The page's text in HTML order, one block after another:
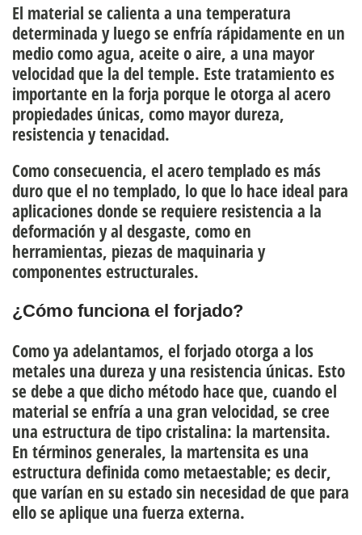
El material se calienta a una temperatura
determinada y luego se enfría rápidamente en un
medio como agua, aceite o aire, a una mayor
velocidad que la del temple. Este tratamiento es
importante en la forja porque le otorga al acero
propiedades únicas, como mayor dureza,
resistencia y tenacidad.
Como consecuencia, el acero templado es más
duro que el no templado, lo que lo hace ideal para
aplicaciones donde se requiere resistencia a la
deformación y al desgaste, como en
herramientas, piezas de maquinaria y
componentes estructurales.
¿Cómo funciona el forjado?
Como ya adelantamos, el forjado otorga a los
metales una dureza y una resistencia únicas. Esto
se debe a que dicho método hace que, cuando el
material se enfría a una gran velocidad, se cree
una estructura de tipo cristalina: la martensita.
En términos generales, la martensita es una
estructura definida como metaestable; es decir,
que varían en su estado sin necesidad de que para
ello se aplique una fuerza externa.